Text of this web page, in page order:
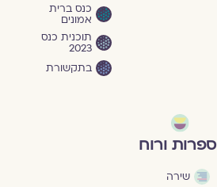
כנס ברית
אמונים
תוכנית כנס
2023
בתקשורת
ספרות ורוח
שירה